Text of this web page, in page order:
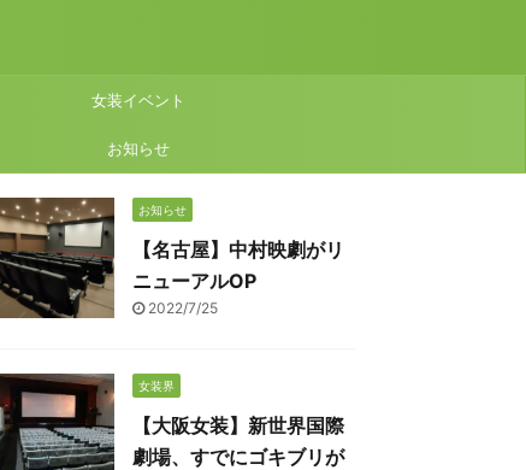
女装イベント
お知らせ
お知らせ
【名古屋】中村映劇がリ
ニューアルOP
2022/7/25
女装界
【大阪女装】新世界国際
劇場、すでにゴキブリが